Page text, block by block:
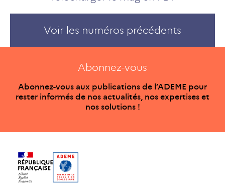
Voir les numéros précédents
Abonnez-vous
Abonnez-vous aux publications de l’ADEME pour
rester informés de nos actualités, nos expertises et
nos solutions !